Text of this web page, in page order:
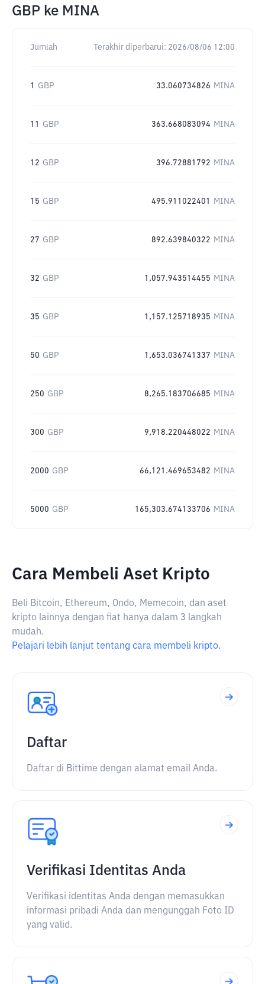
GBP ke MINA
Jumlah Terakhir diperbarui: 2026/08/06 12:00
1 GBP 33.060734826 MINA
11 GBP 363.668083094 MINA
12 GBP 396.72881792 MINA
15 GBP 495.911022401 MINA
27 GBP 892.639840322 MINA
32 GBP 1,057.943514455 MINA
35 GBP 1,157.125718935 MINA
50 GBP 1,653.036741337 MINA
250 GBP 8,265.183706685 MINA
300 GBP 9,918.220448022 MINA
2000 GBP 66,121.469653482 MINA
5000 GBP 165,303.674133706 MINA
Cara Membeli Aset Kripto
Beli Bitcoin, Ethereum, Ondo, Memecoin, dan aset
kripto lainnya dengan fiat hanya dalam 3 langkah
mudah.
Pelajari lebih lanjut tentang cara membeli kripto.
Daftar
Daftar di Bittime dengan alamat email Anda.
Verifikasi Identitas Anda
Verifikasi identitas Anda dengan memasukkan
informasi pribadi Anda dan mengunggah Foto ID
yang valid.